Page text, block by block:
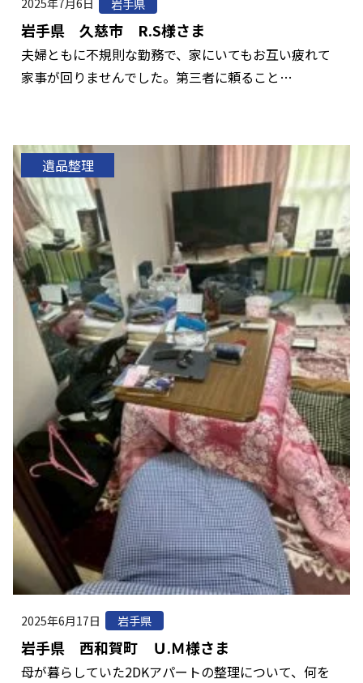
2025年7月6日 岩手県
岩手県 久慈市 R.S様さま
夫婦ともに不規則な勤務で、家にいてもお互い疲れて
家事が回りませんでした。第三者に頼ること…
遺品整理
2025年6月17日 岩手県
岩手県 西和賀町 Ｕ.Ｍ様さま
母が暮らしていた2DKアパートの整理について、何を